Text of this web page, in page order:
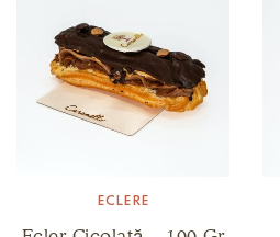
ECLERE